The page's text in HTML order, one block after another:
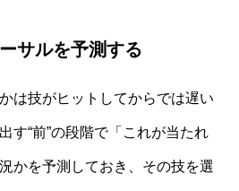
サルを予測する
は技がヒットしてからでは遅い
す“前”の段階で「これが当たれ
かを予測しておき、その技を選